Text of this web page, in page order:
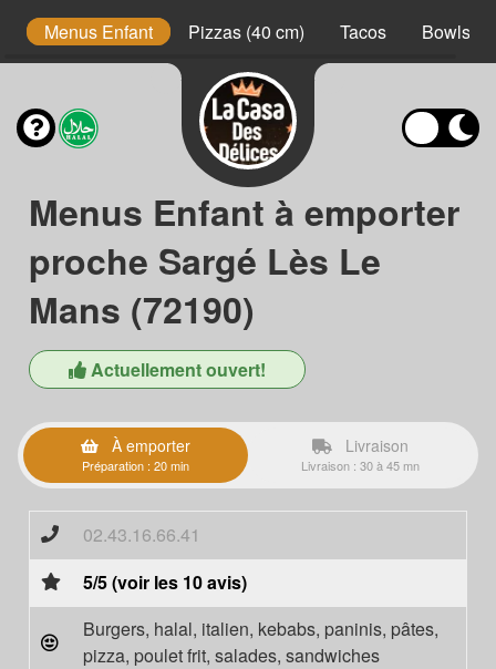
Menus Enfant Pizzas (40 cm) Tacos Bowls
Menus Enfant à emporter
proche Sargé Lès Le
Mans (72190)
Actuellement ouvert!
À emporter
Préparation : 20 min
Livraison
Livraison : 30 à 45 mn
02.43.16.66.41
5/5 (voir les 10 avis)
Burgers, halal, italien, kebabs, paninis, pâtes,
pizza, poulet frit, salades, sandwiches